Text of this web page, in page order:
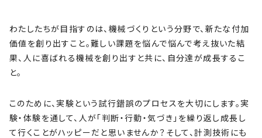
わたしたちが目指すのは、機械づくりという分野で、新たな付加
価値を創り出すこと。難しい課題を悩んで悩んで考え抜いた結
果、人に喜ばれる機械を創り出すと共に、自分達が成長するこ
と。
このために、実験という試行錯誤のプロセスを大切にします。実
験・体験を通して、人が「判断・行動・気づき」を繰り返し成長し
て行くことがハッピーだと思いませんか？そして、計測技術にも